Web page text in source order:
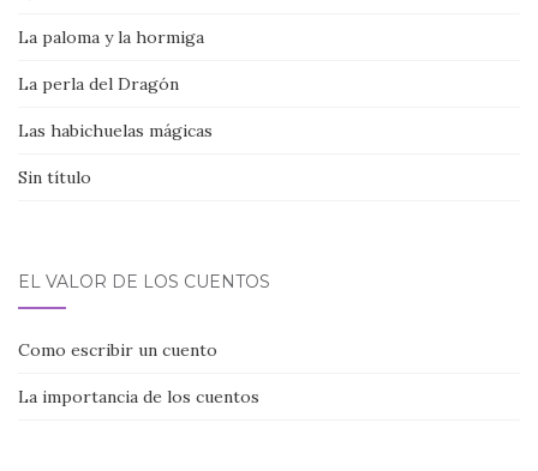
La paloma y la hormiga
La perla del Dragón
Las habichuelas mágicas
Sin título
EL VALOR DE LOS CUENTOS
Como escribir un cuento
La importancia de los cuentos